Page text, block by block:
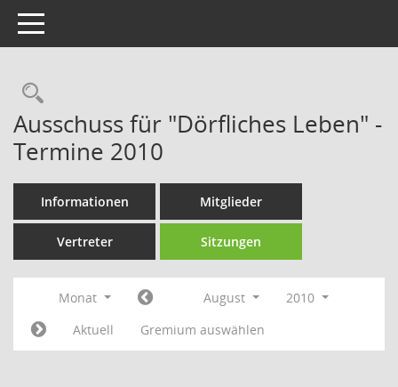
Toggle navigation
Rechercheauswahl
Ausschuss für "Dörfliches Leben" -
Termine 2010
Informationen Mitglieder
Vertreter Sitzungen
Monat August
2010
Aktuell
Gremium auswählen